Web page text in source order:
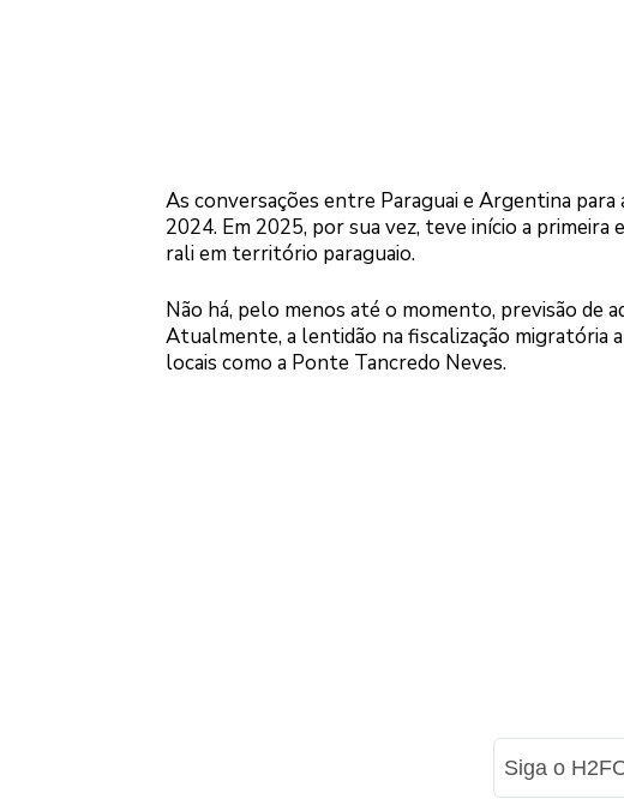
As conversações entre Paraguai e Argentina para
2024. Em 2025, por sua vez, teve início a
rali em território paraguaio.
Não há, pelo menos até o momento, previsão de
Atualmente, a lentidão na fiscalização migratória
locais como a Ponte Tancredo Neves.
Siga o